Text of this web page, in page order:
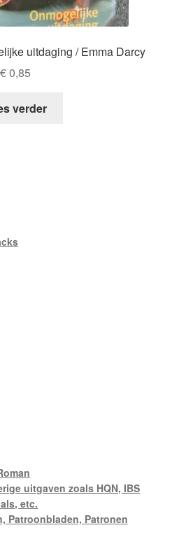
uitdaging / Emma Darcy
€0,85
verder
uitgaven zoals HQN, IBS
etc.
Patroonbladen, Patronen